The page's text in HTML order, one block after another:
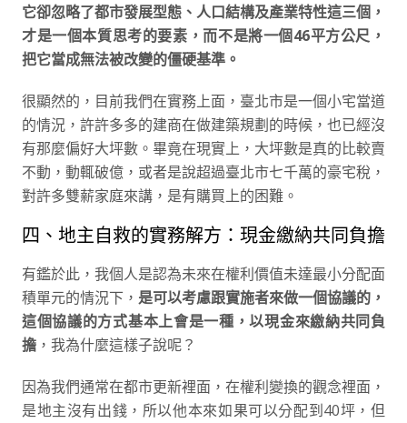
它卻忽略了都市發展型態、人口結構及產業特性這三個，
才是一個本質思考的要素，而不是將一個46平方公尺，
把它當成無法被改變的僵硬基準。
很顯然的，目前我們在實務上面，臺北市是一個小宅當道
的情況，許許多多的建商在做建築規劃的時候，也已經沒
有那麼偏好大坪數。畢竟在現實上，大坪數是真的比較賣
不動，動輒破億，或者是說超過臺北市七千萬的豪宅稅，
對許多雙薪家庭來講，是有購買上的困難。
四、地主自救的實務解方：現金繳納共同負擔
有鑑於此，我個人是認為未來在權利價值未達最小分配面
積單元的情況下， 是可以考慮跟實施者來做一個協議的，
這個協議的方式基本上會是一種，以現金來繳納共同負
擔 ，我為什麼這樣子說呢？
因為我們通常在都市更新裡面，在權利變換的觀念裡面，
是地主沒有出錢，所以他本來如果可以分配到40坪，但